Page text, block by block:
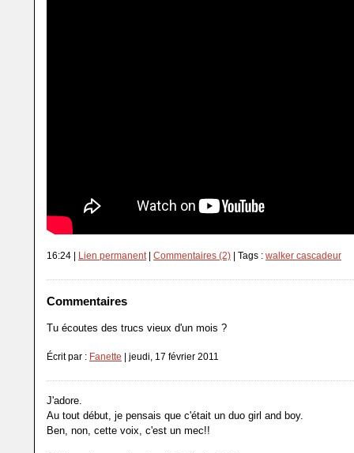
16:24 | Lien permanent| Commentaires (2) | Tags : walker cascadeur
Commentaires
Tu écoutes des trucs vieux d'un mois ?
Écrit par : Fanette | jeudi, 17 février 2011
J'adore.
Au tout début, je pensais que c'était un duo girl and boy.
Ben, non, cette voix, c'est un mec!!